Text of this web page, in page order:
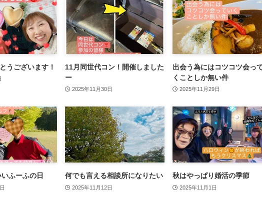
うございます！
11月同世代コン！開催しました
ー
2025年11月30日
出会う為にはコツコツ会っ
くことしか無い件
2025年11月29日
ふーふの日 何でも言える相談所になりたい
2025年11月12日
秋はやっぱり婚活の季節
2025年11月1日